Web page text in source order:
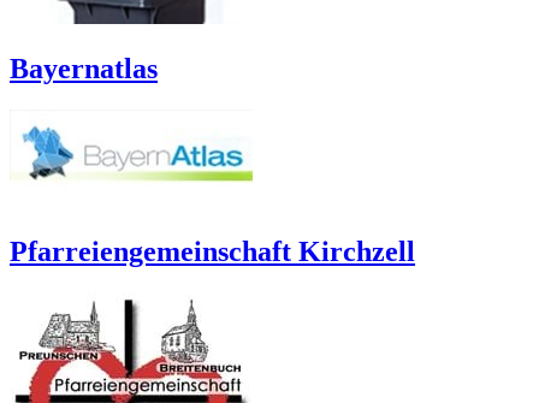
Bayernatlas
Pfarreiengemeinschaft Kirchzell